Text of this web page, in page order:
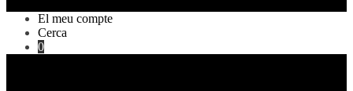
El meu compte
Cerca
0